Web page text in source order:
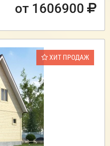
от 1606900
ХИТ ПРОДАЖ